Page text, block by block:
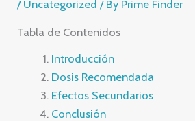
/ Uncategorized / By Prime Finder
Tabla de Contenidos
Introducción
Dosis Recomendada
Efectos Secundarios
Conclusión